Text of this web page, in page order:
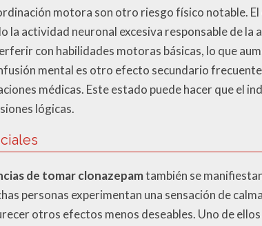
motora son otro riesgo físico notable.
la actividad neuronal excesiva responsable de la
con habilidades motoras básicas, lo que
mental es otro efecto secundario
médicas. Este estado puede hacer que el
lógicas.
de tomar clonazepamtambién se
personas experimentan una sensación de
otros efectos menos deseables. Uno de